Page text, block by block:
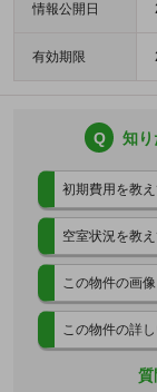
情報公開日
有効期限
Q 知
初期費用を教
空室状況を教
この物件の画
この物件の詳
質